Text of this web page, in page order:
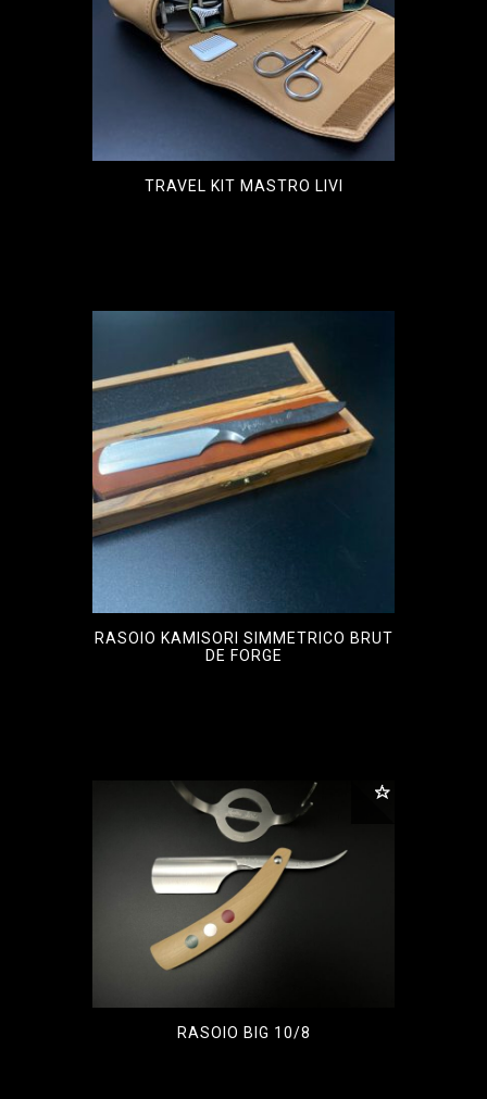
TRAVEL KIT MASTRO LIVI
RASOIO KAMISORI SIMMETRICO BRUT
DE FORGE
RASOIO BIG 10/8